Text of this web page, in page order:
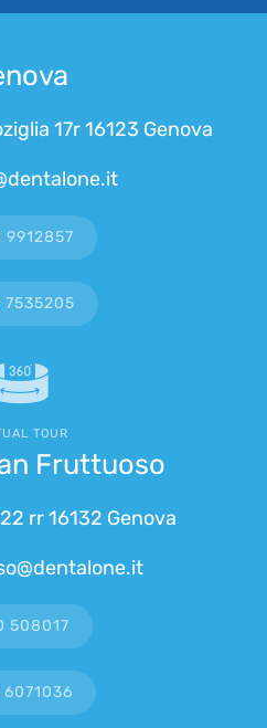
17r 16123 Genova
9912857
7535205
TOUR
Fruttuoso
rr 16132 Genova
508017
6071036